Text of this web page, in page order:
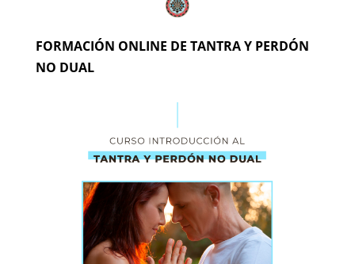
FORMACIÓN ONLINE DE TANTRA Y PERDÓN
NO DUAL